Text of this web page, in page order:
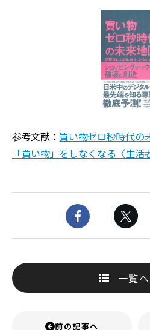
参考文献： 買い物ゼロ秒時代の
「買い物」をしなくなる〈生活
前の記事へ
一覧